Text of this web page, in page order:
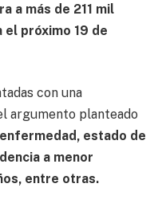
a más de 211 mil
próximo 19 de
con una
argumento planteado
estado de
a menor
entre otras.